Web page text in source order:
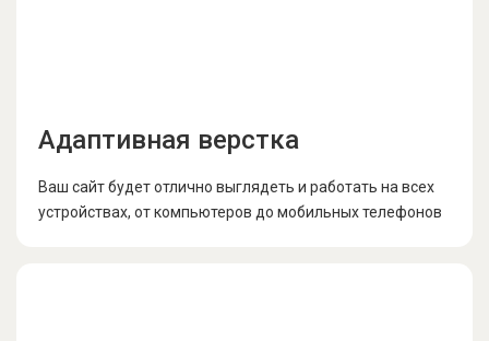
Адаптивная верстка
Ваш сайт будет отлично выглядеть и работать на всех
устройствах, от компьютеров до мобильных телефонов